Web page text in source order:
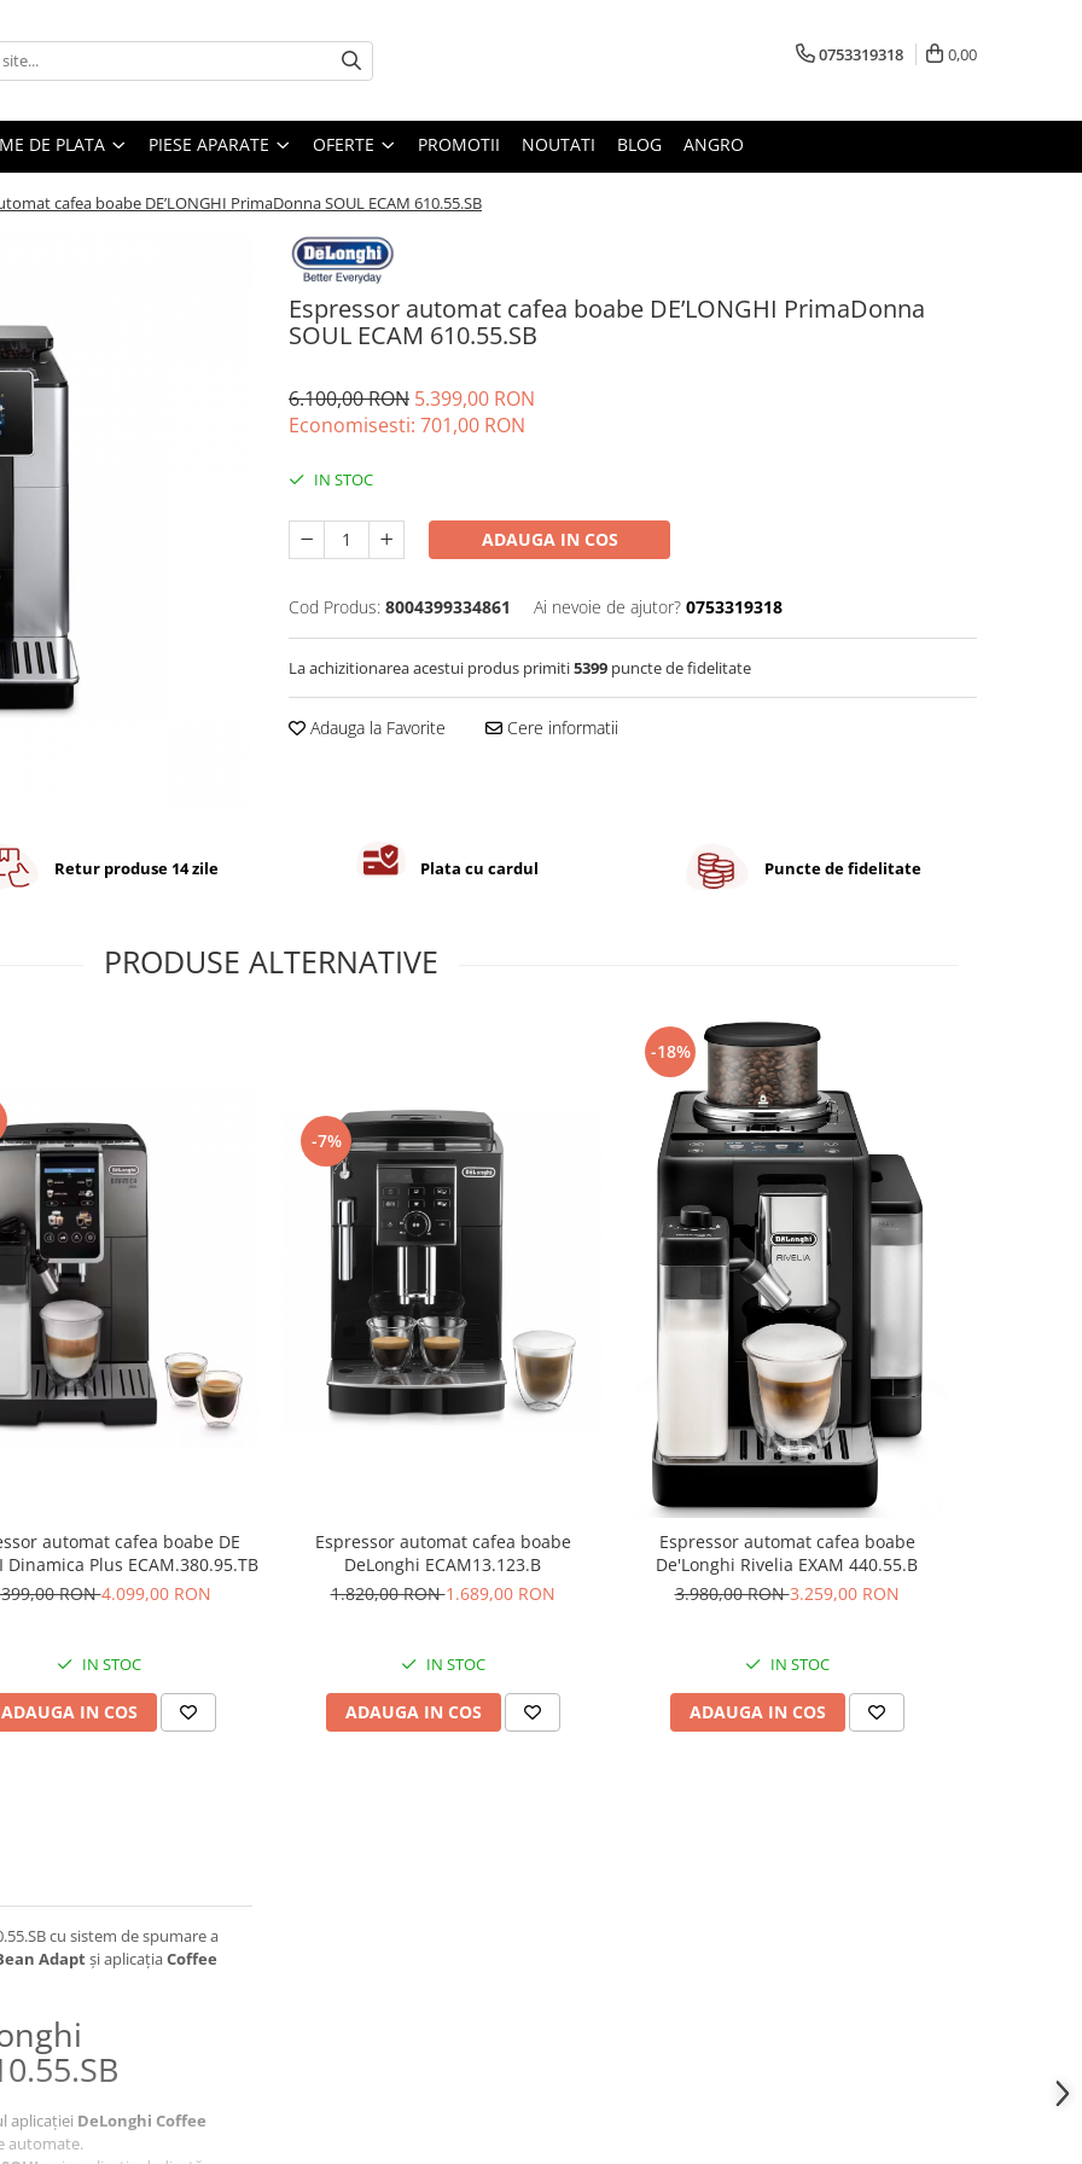
0753319318 0,00
DE PLATA PIESE APARATE OFERTE PROMOTII NOUTATI BLOG ANGRO
cafea boabe DE’LONGHI PrimaDonna SOUL ECAM 610.55.SB
Espressor automat cafea boabe DE’LONGHI PrimaDonna
SOUL ECAM 610.55.SB
6.100,00 RON 5.399,00 RON
Economisesti: 701,00 RON
IN STOC
ADAUGA IN COS
Cod Produs: 8004399334861 Ai nevoie de ajutor? 0753319318
La achizitionarea acestui produs primiti5399 puncte de fidelitate
Adauga la Favorite Cere informatii
Retur produse 14 zile Plata cu cardul Puncte de fidelitate
PRODUSE ALTERNATIVE
automat cafea boabe DE
Dinamica Plus ECAM.380.95.TB
RON4.099,00 RON
IN STOC
ADAUGA IN COS
-7%
Espressor automat cafea boabe
DeLonghi ECAM13.123.B
1.820,00 RON1.689,00 RON
IN STOC
ADAUGA IN COS
-18%
Espressor automat cafea boabe
De'Longhi Rivelia EXAM 440.55.B
3.980,00 RON3.259,00 RON
IN STOC
ADAUGA IN COS
cu sistem de spumare a
Adaptși aplicațiaCoffee
aplicației DeLonghi Coffee
automate.